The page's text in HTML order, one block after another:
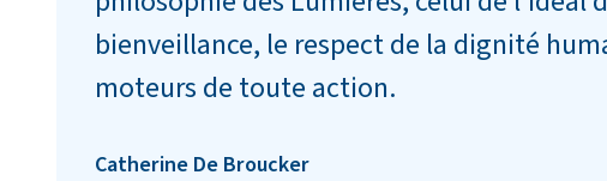
bienveillance, le respect de la dignité
moteurs de toute action.
Catherine De Broucker